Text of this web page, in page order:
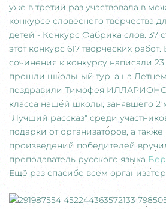
уже в третий раз участвовала в
конкурсе словесного творчества
детей - Конкурс Фабрика слов. 37
этот конкурс 617 творческих
сочинения к конкурсу написали 23
прошли школьный тур, а на
поздравили Тимофея
класса нашей школы, занявшего 2
"Лучший рассказ" среди
подарки от организаторов, а
произведений победителей
преподаватель русского языка
Ещё раз спасибо всем